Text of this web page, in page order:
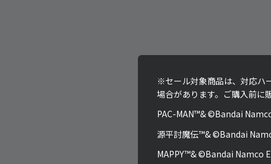
※セール対象商品は、対応ハ
場合があります。ご購入前に
PAC-MAN™& ©Bandai
源平討魔伝™& ©Bandai
MAPPY™& ©Bandai Namco